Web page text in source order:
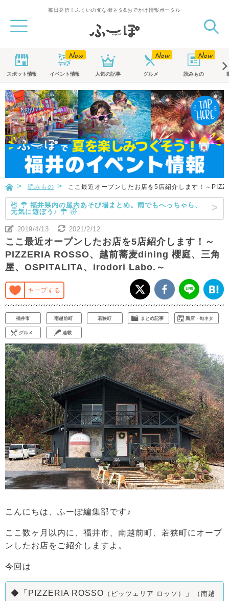
毎日発信！ふくいの旬な街ネタ&おでかけ情報ポータル
スポット情報 イベント情報 人気の記事 グルメ 読みもの
読みもの ここ最近オープンしたお店を5店紹介します！～
☃ ☂ 福井県内の屋内あそび場まとめ。雨でもへっちゃら、
元気に遊ぼう♪ ☂ ☃
2019/4/13 2021/2/12
ここ最近オープンしたお店を5店紹介します！～
PIZZERIA ROSSO、越前蕎麦dining 櫻庭、三角
屋、OSPITALITA、irodori Labo.～
キープする
福井市 南越前町 若狭町 まとめ記事 新店・旬ネタ
グルメ 連載
こんにちは、ふーぽ編集部です♪
ここ数ヶ月以内に、福井市、南越前町、若狭町にオープ
ンしたお店をご紹介しますよ。
今回は
◆「PIZZERIA ROSSO （ピッツェリア ロッソ） 」
（南越